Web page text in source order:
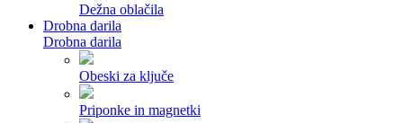
Dežna oblačila
Drobna darila
Drobna darila
Obeski za ključe
Priponke in magnetki